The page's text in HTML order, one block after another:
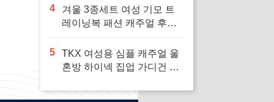
F88, 다양한 스타일을 위한
필수 아이템
4
겨울 3종세트 여성 기모 트
레이닝복 패션 캐주얼 후드
트 가을 츄리닝세트 여자 운
동복 세트 보온과 패션을 겸
의 선택
5
TKX 여성용 심플 캐주얼 울
혼방 하이넥 집업 가디건 간
용, 추운 날씨에 편안하고 따